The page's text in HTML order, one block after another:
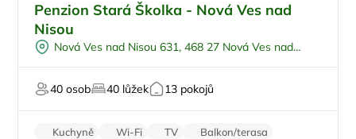
Venkovní bazén
Pro skupiny
Polopenze
Na horách
Penzion Stará Školka - Nová Ves nad
Nisou
Nová Ves nad Nisou 631, 468 27 Nová Ves nad
40 osob
40 lůžek 13 pokojů
Kuchyně Wi-Fi TV
Balkon/terasa